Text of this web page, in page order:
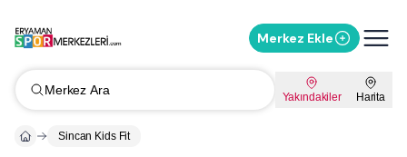
Merkez Ekle
Merkez Ara Yakındakiler Harita
Sincan Kids Fit